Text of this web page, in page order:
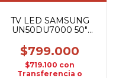
TV LED SAMSUNG
UN50DU7000 50"
$799.000
$719.100 con
Transferencia o